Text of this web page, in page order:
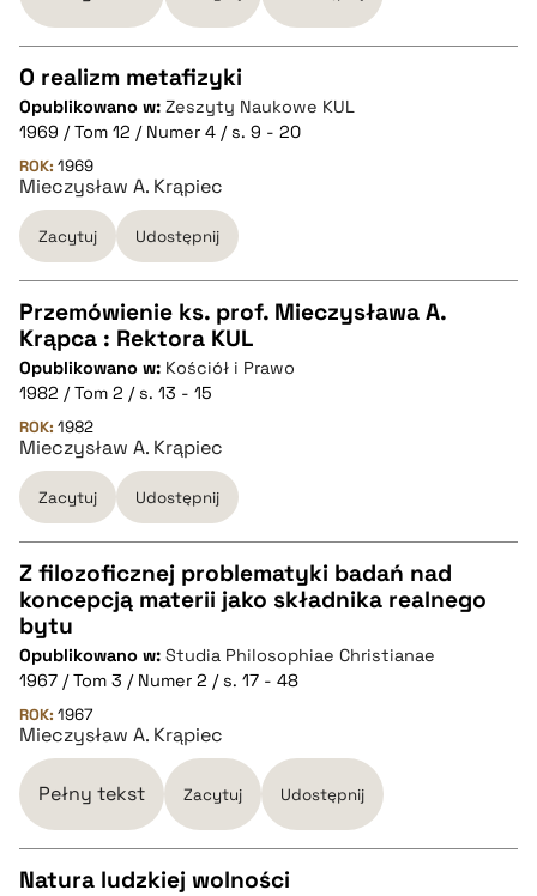
pobierz cytat
CZYSTY TEKST
pobierz cytat
BIBTEX
pobierz cytat
O realizm metafizyki
Opublikowano w: Zeszyty Naukowe KUL
1969 / Tom 12 / Numer 4 / s. 9 - 20
ROK: 1969
Mieczysław A. Krąpiec
Zacytuj Udostępnij
CZYSTY TEKST
pobierz cytat
BIBTEX
pobierz cytat
Przemówienie ks. prof. Mieczysława A.
Krąpca : Rektora KUL
Opublikowano w: Kościół i Prawo
1982 / Tom 2 / s. 13 - 15
ROK: 1982
Mieczysław A. Krąpiec
Zacytuj Udostępnij
CZYSTY TEKST
pobierz cytat
BIBTEX
pobierz cytat
Z filozoficznej problematyki badań nad
koncepcją materii jako składnika realnego
bytu
Opublikowano w: Studia Philosophiae Christianae
1967 / Tom 3 / Numer 2 / s. 17 - 48
ROK: 1967
Mieczysław A. Krąpiec
Pełny tekst Zacytuj Udostępnij
Natura ludzkiej wolności